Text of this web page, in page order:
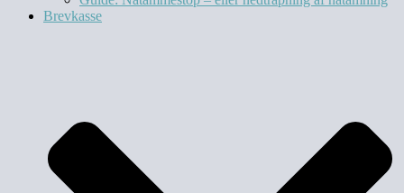
Brevkasse